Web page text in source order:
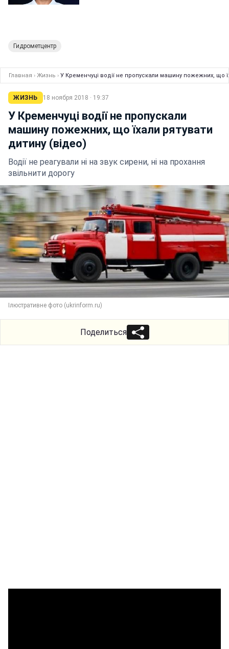
Гидрометцентр
Главная › Жизнь › У Кременчуці водії не пропускали машину пожежних, що
ЖИЗНЬ 18 ноября 2018 · 19:37
У Кременчуці водії не пропускали
машину пожежних, що їхали рятувати
дитину (відео)
Водії не реагували ні на звук сирени, ні на прохання
звільнити дорогу
Ілюстративне фото (ukrinform.ru)
Поделиться